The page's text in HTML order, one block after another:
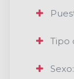
Tipo